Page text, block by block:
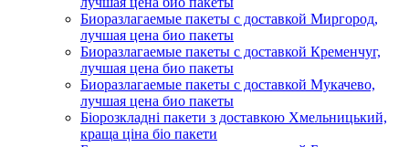
Биоразлагаемые пакеты с доставкой Миргород,
лучшая цена био пакеты
Биоразлагаемые пакеты с доставкой Кременчуг,
лучшая цена био пакеты
Биоразлагаемые пакеты с доставкой Мукачево,
лучшая цена био пакеты
Біорозкладні пакети з доставкою Хмельницький,
краща ціна біо пакети